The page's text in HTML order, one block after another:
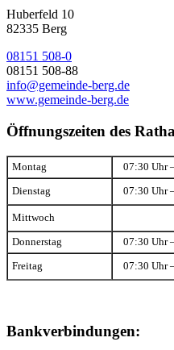
Huberfeld 10
82335 Berg
08151 508-0
08151 508-88
info@gemeinde-berg.de
www.gemeinde-berg.de
Öffnungszeiten des
Montag 07:30 Uhr
Dienstag 07:30 Uhr
Mittwoch
Donnerstag 07:30 Uhr
Freitag 07:30 Uhr
Bankverbindungen: